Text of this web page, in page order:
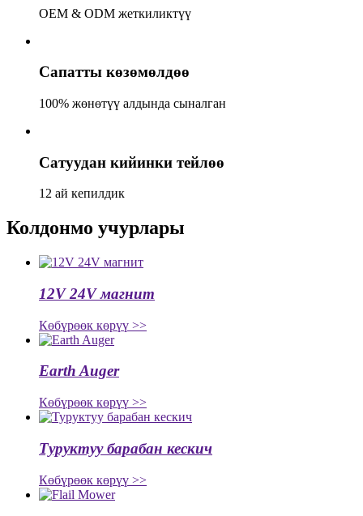
OEM & ODM жеткиликтүү
Сапатты көзөмөлдөө
100% жөнөтүү алдында сыналган
Сатуудан кийинки тейлөө
12 ай кепилдик
Колдонмо учурлары
12V 24V магнит
Көбүрөөк көрүү >>
Earth Auger
Көбүрөөк көрүү >>
Туруктуу барабан кескич
Көбүрөөк көрүү >>